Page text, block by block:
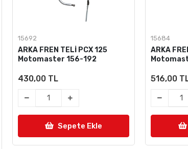
15692
ARKA FREN TELİ PCX 125
Motomaster 156-192
430,00 TL
Sepete Ekle
15684
ARKA
516,00